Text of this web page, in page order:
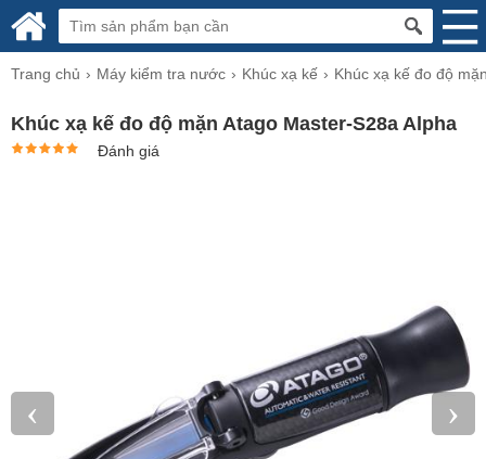
Trang chủ Máy kiểm tra nước Khúc xạ kế Khúc xạ kế đo độ
Khúc xạ kế đo độ mặn Atago Master-S28a Alpha
Đánh giá
‹ ›